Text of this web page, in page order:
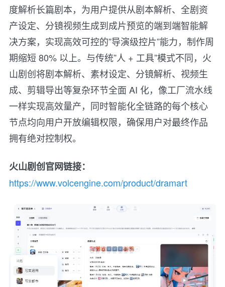
度解析长篇剧本，为用户提供从剧本解析、全剧资
产设定、分镜视频生成到成片预览的端到端智能解
决方案，实现高效可控的”导演级控片”能力，制作周
期缩短 80% 以上。与传统”人 + 工具”模式不同，火
山剧创将剧本解析、素材设定、分镜解析、视频生
成、剪辑导出等复杂环节全面 AI 化，像工厂流水线
一样实现高效量产，同时智能化全链路的每个核心
节点均向用户开放编辑权限，确保用户对最终作品
拥有绝对控制权。
火山剧创官网链接：
https://www.volcengine.com/product/dramart